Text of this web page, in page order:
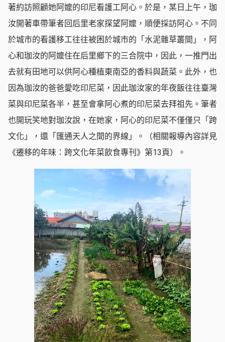
著約訪照顧她阿嬤的印尼看護工阿心。於是，某日上午，珈
汝開著車帶筆者回后里老家探望阿嬤，順便採訪阿心。不同
於城市的看護移工往往被困於城市的「水泥雜草叢間」，阿
心和珈汝的阿嬤住在后里鄉下的三合院中，因此，一推門出
去就有田地可以供阿心種植東南亞的香料與蔬菜。此外，也
因為珈汝的爸爸愛吃印尼菜，因此珈汝家的年夜飯往往臺灣
菜與印尼菜各半，甚至會拿阿心煮的印尼菜去拜祖先。筆者
也開玩笑地對珈汝說，在她家，阿心的印尼菜不僅僅只「跨
文化」，還「匯通天人之間的界線」。（相關報導內容詳見
《遷移的年味：跨文化年菜飲食專刊》第13頁）。